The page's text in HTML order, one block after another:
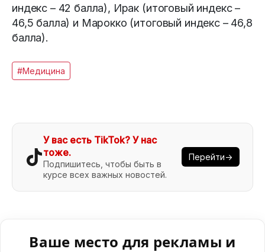
индекс – 42 балла), Ирак (итоговый индекс –
46,5 балла) и Марокко (итоговый индекс – 46,8
балла).
#Медицина
У вас есть TikTok? У нас
тоже.
Подпишитесь, чтобы быть в
курсе всех важных новостей.
Перейти→
Ваше место для рекламы и